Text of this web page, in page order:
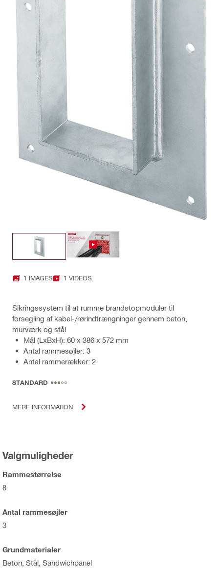
1 IMAGES 1 VIDEOS
Sikringssystem til at rumme brandstopmoduler til
forsegling af kabel-/rørindtrængninger gennem beton,
murværk og stål
Mål (LxBxH): 60 x 386 x 572 mm
Antal rammesøjler: 3
Antal rammerækker: 2
STANDARD
MERE INFORMATION
Valgmuligheder
Rammestørrelse
8
Antal rammesøjler
3
Grundmaterialer
Beton, Stål, Sandwichpanel